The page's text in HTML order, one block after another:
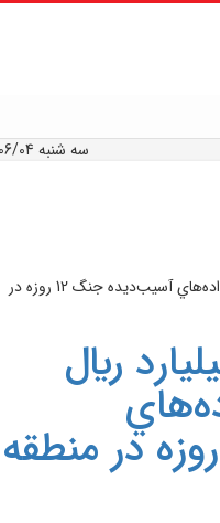
سه شنبه 1404/06/04
بيش از 11 ميليارد ريال
آسيب‌ديده جنگ 12 روزه در منطقه